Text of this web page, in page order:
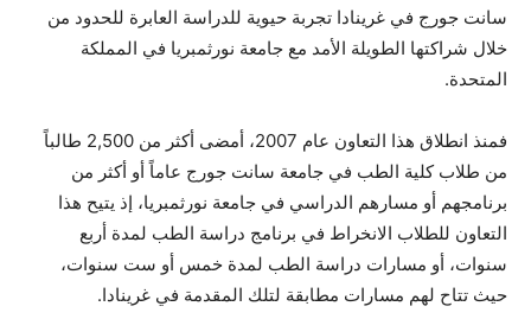
سانت جورج في غرينادا تجربة حيوية للدراسة العابرة للحدود من
خلال شراكتها الطويلة الأمد مع جامعة نورثمبريا في المملكة
المتحدة.
فمنذ انطلاق هذا التعاون عام 2007، أمضى أكثر من 2,500 طالباً
من طلاب كلية الطب في جامعة سانت جورج عاماً أو أكثر من
برنامجهم أو مسارهم الدراسي في جامعة نورثمبريا، إذ يتيح هذا
التعاون للطلاب الانخراط في برنامج دراسة الطب لمدة أربع
سنوات، أو مسارات دراسة الطب لمدة خمس أو ست سنوات،
حيث تتاح لهم مسارات مطابقة لتلك المقدمة في غرينادا.